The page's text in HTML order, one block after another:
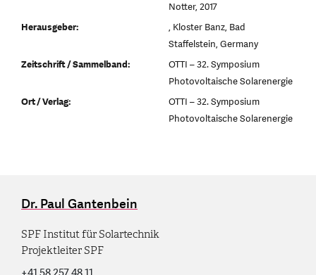
Notter, 2017
Herausgeber:
, Kloster Banz, Bad
Staffelstein, Germany
Zeitschrift / Sammelband:
OTTI – 32. Symposium
Photovoltaische Solarenergie
Ort / Verlag:
OTTI – 32. Symposium
Photovoltaische Solarenergie
Dr. Paul Gantenbein
SPF Institut für Solartechnik
Projektleiter SPF